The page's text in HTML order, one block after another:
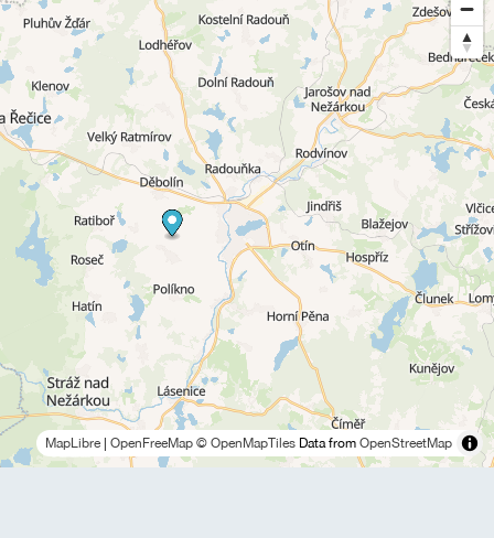
MapLibre OpenFreeMap © OpenMapTiles Data from OpenStreetMap